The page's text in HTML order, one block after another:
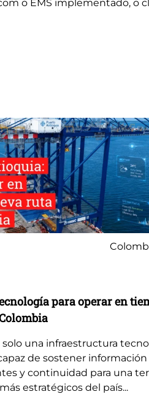
o EMS implementado, o
para operar en
una infraestructura
de sostener
y continuidad para una
estratégicos del país...